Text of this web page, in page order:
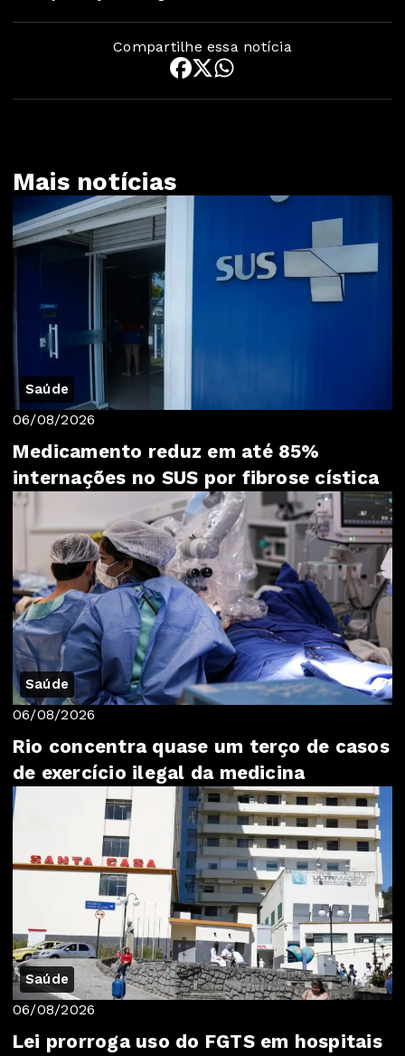
Compartilhe essa notícia
Mais notícias
Saúde
06/08/2026
Medicamento reduz em até 85%
internações no SUS por fibrose cística
Saúde
06/08/2026
Rio concentra quase um terço de casos
de exercício ilegal da medicina
Saúde
06/08/2026
Lei prorroga uso do FGTS em hospitais